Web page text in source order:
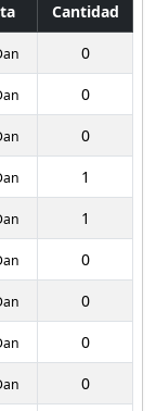
Cantidad
0
0
0
1
1
0
0
0
0